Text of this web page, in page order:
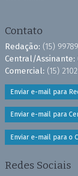
Contato
Redação: (15)
Central/Assinante:
Comercial: (15)
Enviar e-mail para
Enviar e-mail para
Enviar e-mail para o
Redes Sociais